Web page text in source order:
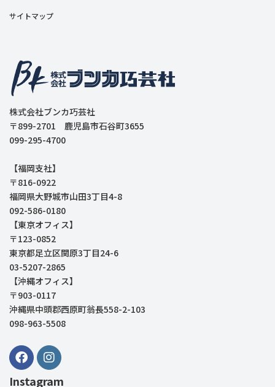
サイトマップ
株式会社ブンカ巧芸社
〒899-2701 鹿児島市石谷町3655
099-295-4700
【福岡支社】
〒816-0922
福岡県大野城市山田3丁目4-8
092-586-0180
【東京オフィス】
〒123-0852
東京都足立区関原3丁目24-6
03-5207-2865
【沖縄オフィス】
〒903-0117
沖縄県中頭郡西原町翁長558-2-103
098-963-5508
Instagram